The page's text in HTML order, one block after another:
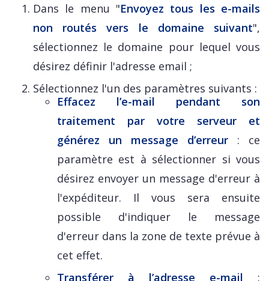
Dans le menu "Envoyez tous les e-mails
non routés vers le domaine suivant",
sélectionnez le domaine pour lequel vous
désirez définir l'adresse email ;
Sélectionnez l'un des paramètres suivants :
Effacez l’e-mail pendant son
traitement par votre serveur et
générez un message d’erreur : ce
paramètre est à sélectionner si vous
désirez envoyer un message d'erreur à
l'expéditeur. Il vous sera ensuite
possible d'indiquer le message
d'erreur dans la zone de texte prévue à
cet effet.
Transférer à l’adresse e-mail :